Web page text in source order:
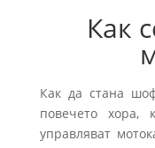
Как
Как да стана
повечето хора,
управляват